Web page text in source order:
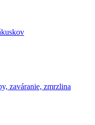
zaváranie, zmrzlina